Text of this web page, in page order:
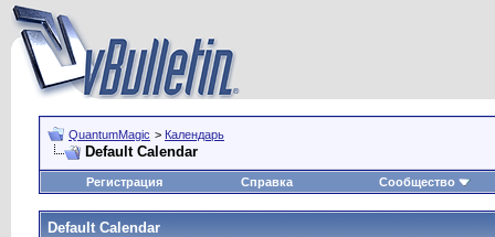
QuantumMagic > Календарь
Default Calendar
Регистрация Справка Сообщество
Default Calendar